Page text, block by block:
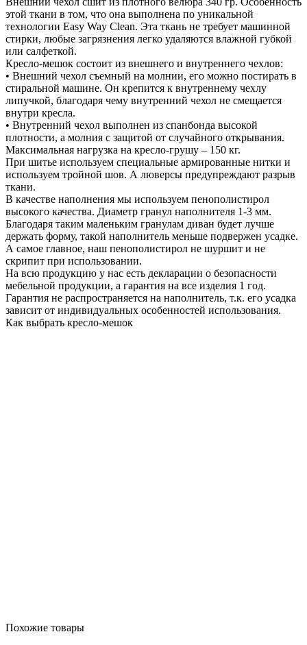
этой ткани в том, что она выполнена по уникальной
технологии Easy Way Clean. Эта ткань не требует машинной
стирки, любые загрязнения легко удаляются влажной губкой
или салфеткой.
Кресло-мешок состоит из внешнего и внутреннего чехлов:
• Внешний чехол съемный на молнии, его можно постирать в
стиральной машине. Он крепится к внутреннему чехлу
липучкой, благодаря чему внутренний чехол не смещается
внутри кресла.
• Внутренний чехол выполнен из спанбонда высокой
плотности, а молния с защитой от случайного открывания.
Максимальная нагрузка на кресло-грушу – 150 кг.
При шитье используем специальные армированные нитки и
используем тройной шов. А люверсы предупреждают разрыв
ткани.
В качестве наполнения мы используем пенополистирол
высокого качества. Диаметр гранул наполнителя 1-3 мм.
Благодаря таким маленьким гранулам диван будет лучше
держать форму, такой наполнитель меньше подвержен усадке.
А самое главное, наш пенополистирол не шуршит и не
скрипит при использовании.
На всю продукцию у нас есть декларации о безопасности
мебельной продукции, а гарантия на все изделия 1 год.
Гарантия не распространяется на наполнитель, т.к. его усадка
зависит от индивидуальных особенностей использования.
Как выбрать кресло-мешок
Похожие товары